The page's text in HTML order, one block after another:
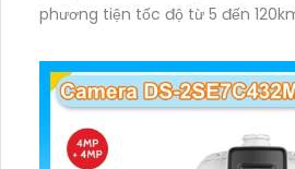
phương tiện tốc độ từ 5 đến
ảnh rõ nét.